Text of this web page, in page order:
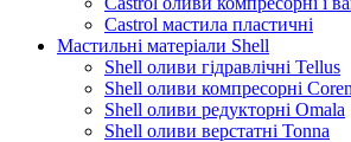
Castrol мастила пластичні
Мастильні матеріали Shell
Shell оливи гідравлічні Tellus
Shell оливи компресорні
Shell оливи редукторні Omala
Shell оливи верстатні Tonna